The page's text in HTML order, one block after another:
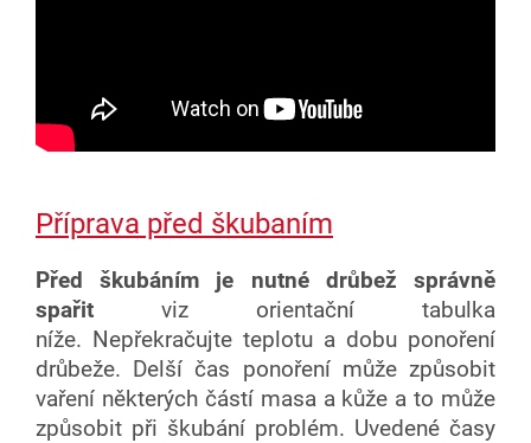
Příprava před škubaním
Před škubáním je nutné drůbež správně
spařit viz orientační tabulka
níže. Nepřekračujte teplotu a dobu ponoření
drůbeže. Delší čas ponoření může způsobit
vaření některých částí masa a kůže a to může
způsobit při škubání problém. Uvedené časy